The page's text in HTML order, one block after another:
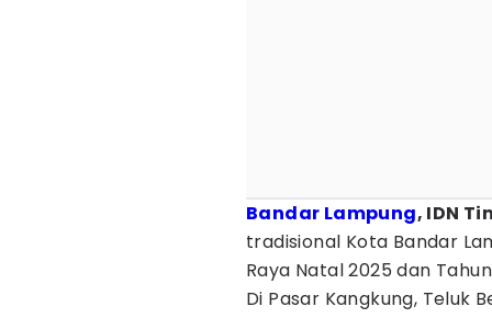
Bandar Lampung, IDN
tradisional Kota Bandar
Raya Natal 2025 dan
Di Pasar Kangkung, Teluk